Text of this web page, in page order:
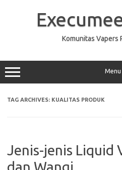
Komunitas Vapers
Menu
TAG ARCHIVES: KUALITAS PRODUK
Jenis-jenis Liquid
dan Wangi